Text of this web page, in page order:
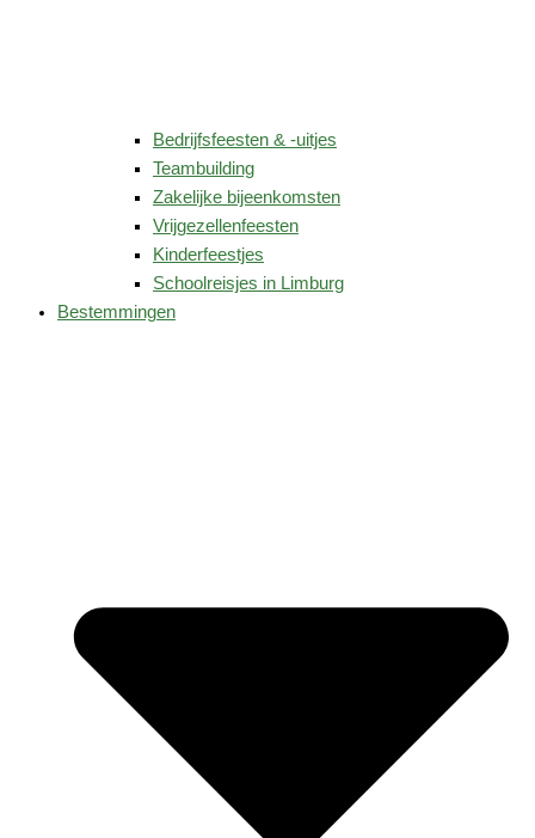
Bedrijfsfeesten & -uitjes
Teambuilding
Zakelijke bijeenkomsten
Vrijgezellenfeesten
Kinderfeestjes
Schoolreisjes in Limburg
Bestemmingen